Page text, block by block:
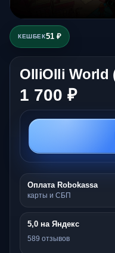
КЕШБЕК51 ₽
OlliOlli World
1 700 ₽
Оплата Robokassa
карты и СБП
5,0 на Яндекс
589 отзывов